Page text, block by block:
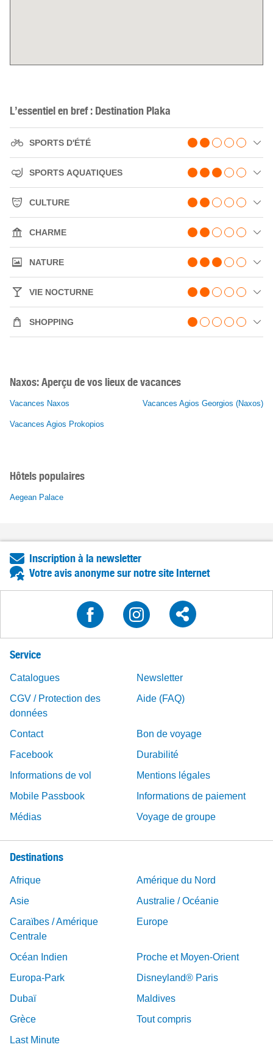
L’essentiel en bref : Destination Plaka
SPORTS D'ÉTÉ
SPORTS AQUATIQUES
CULTURE
CHARME
NATURE
VIE NOCTURNE
SHOPPING
Naxos: Aperçu de vos lieux de vacances
Vacances Naxos Vacances Agios Georgios (Naxos)
Vacances Agios Prokopios
Hôtels populaires
Aegean Palace
Inscription à la newsletter
Votre avis anonyme sur notre site Internet
Service
Catalogues
Newsletter
CGV / Protection des
données
Aide (FAQ)
Contact
Bon de voyage
Facebook
Durabilité
Informations de vol
Mentions légales
Mobile Passbook
Informations de paiement
Médias
Voyage de groupe
Destinations
Afrique
Amérique du Nord
Asie
Australie / Océanie
Caraïbes / Amérique
Centrale
Europe
Océan Indien
Proche et Moyen-Orient
Europa-Park
Disneyland® Paris
Dubaï
Maldives
Grèce
Tout compris
Last Minute